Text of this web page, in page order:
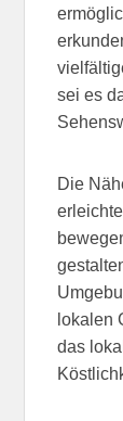
sei es
Die
lokalen
das